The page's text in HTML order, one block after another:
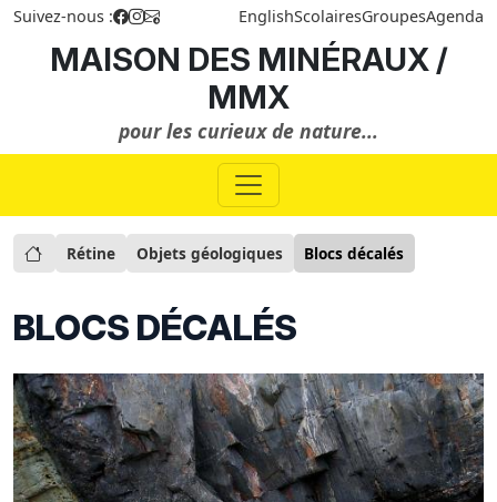
Suivez-nous : EnglishScolairesGroupesAgenda
MAISON DES MINÉRAUX /
MMX
pour les curieux de nature...
Rétine Objets géologiques Blocs décalés
BLOCS DÉCALÉS